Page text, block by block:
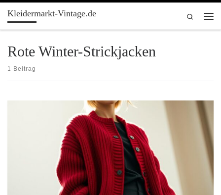
Zum Inhalt springen
Kleidermarkt-Vintage.de
Search
Rote Winter-Strickjacken
1 Beitrag